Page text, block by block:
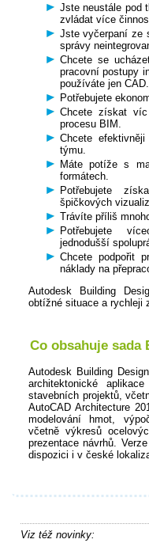
Jste neustále pod
zvládat více
Jste vyčerpaní ze
správy
Chcete se
pracovní postupy
používáte jen CAD.
Potřebujete
Chcete získat
procesu BIM.
Chcete
týmu.
Máte potíže s
formátech.
Potřebujete
špičkových
Trávíte příliš
Potřebujete
jednodušší
Chcete podpořit
náklady na
Autodesk Building
obtížné situace a rychleji
Co obsahuje sada
Autodesk Building
architektonické
stavebních projektů,
AutoCAD Architecture
modelování hmot,
včetně výkresů
prezentace návrhů.
dispozici i v české
Viz též novinky: